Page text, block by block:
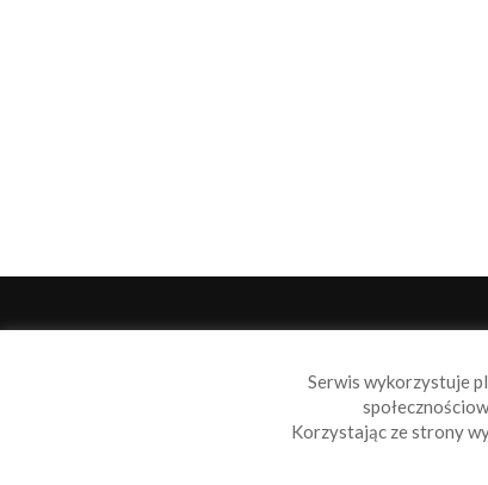
Serwis wykorzystuje
Korzystając ze strony